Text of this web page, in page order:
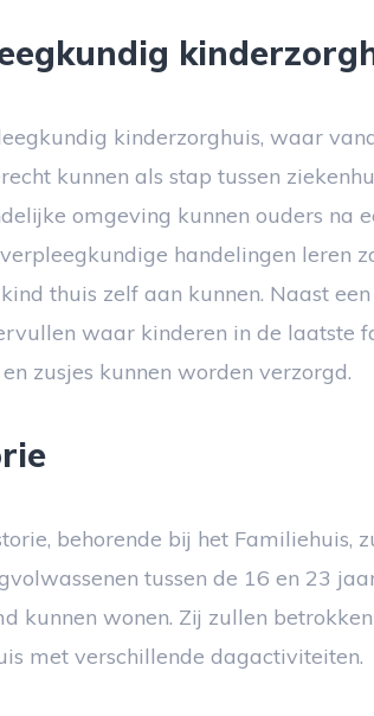
kinderzorghuis, waar
kunnen als stap tussen
omgeving kunnen ouders na
handelingen leren
thuis zelf aan kunnen. Naast
waar kinderen in de laatste
zusjes kunnen worden verzorgd.
behorende bij het Familiehuis,
tussen de 16 en 23
kunnen wonen. Zij zullen
met verschillende dagactiviteiten.